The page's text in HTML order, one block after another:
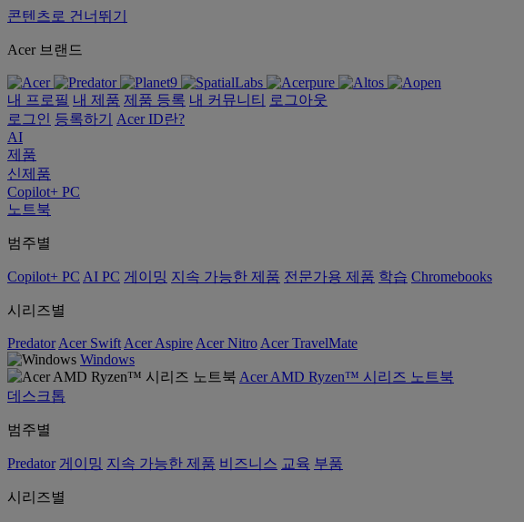
콘텐츠로 건너뛰기
Acer 브랜드
내 프로필 내 제품 제품 등록 내 커뮤니티
로그아웃
로그인
등록하기
Acer ID란?
AI
제품
신제품
Copilot+ PC
노트북
범주별
Copilot+ PC AI PC 게이밍 지속 가능한 제품 전문가용 제품 학습 Chromebooks
시리즈별
Predator Acer Swift Acer Aspire Acer Nitro Acer TravelMate
Windows
Acer AMD Ryzen™ 시리즈 노트북
데스크톱
범주별
Predator 게이밍 지속 가능한 제품 비즈니스 교육 부품
시리즈별